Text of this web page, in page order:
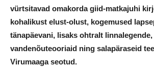
vürtsitavad omakorda giid-matkajuhi
kohalikust elust-olust, kogemused
tänapäevani, lisaks ohtralt linnalegende,
vandenõuteooriaid ning salapäraseid
Virumaaga seotud.